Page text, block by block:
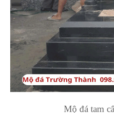
Mộ đá tam